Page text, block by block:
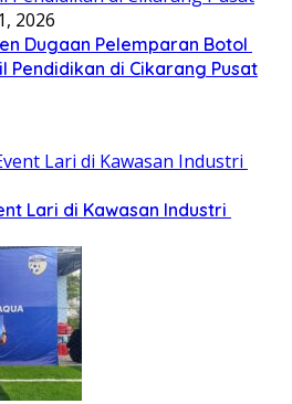
2026
Dugaan Pelemparan Botol
Pendidikan di Cikarang Pusat
Lari di Kawasan Industri